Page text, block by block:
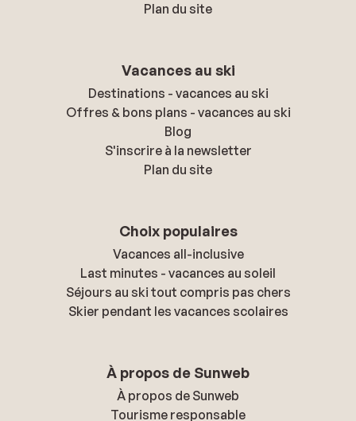
Plan du site
Vacances au ski
Destinations - vacances au ski
Offres & bons plans - vacances au ski
Blog
S'inscrire à la newsletter
Plan du site
Choix populaires
Vacances all-inclusive
Last minutes - vacances au soleil
Séjours au ski tout compris pas chers
Skier pendant les vacances scolaires
À propos de Sunweb
À propos de Sunweb
Tourisme responsable